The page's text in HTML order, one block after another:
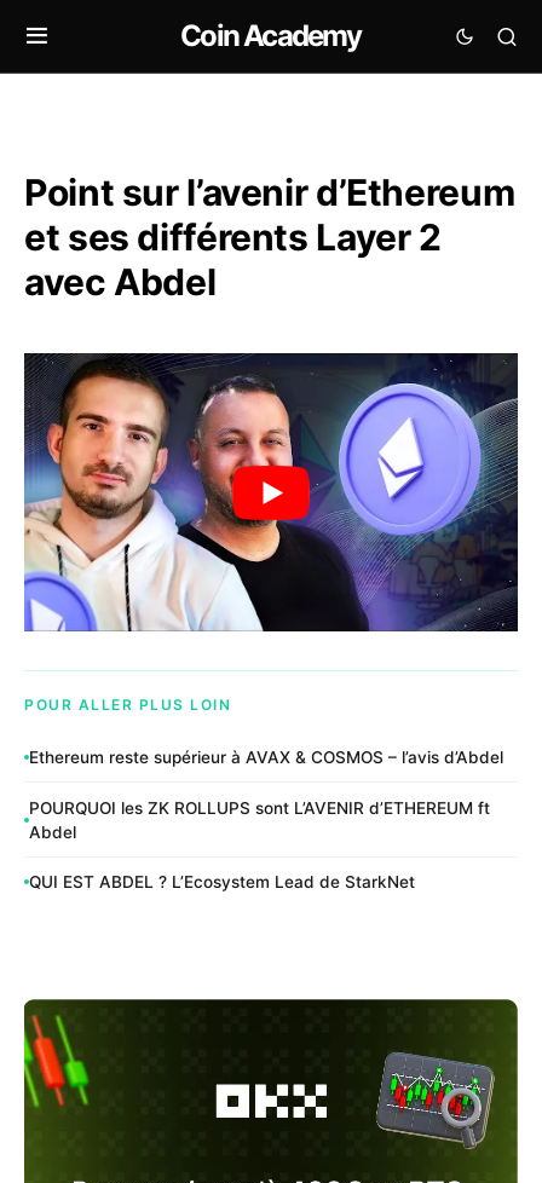
Coin Academy
Point sur l’avenir d’Ethereum
et ses différents Layer 2
avec Abdel
POUR ALLER PLUS LOIN
Ethereum reste supérieur à AVAX & COSMOS – l’avis d’Abdel
POURQUOI les ZK ROLLUPS sont L’AVENIR d’ETHEREUM ft
Abdel
QUI EST ABDEL ? L’Ecosystem Lead de StarkNet